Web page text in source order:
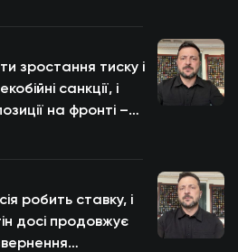
зростання тиску і
санкції, і
на фронті –
робить ставку, і
досі продовжує